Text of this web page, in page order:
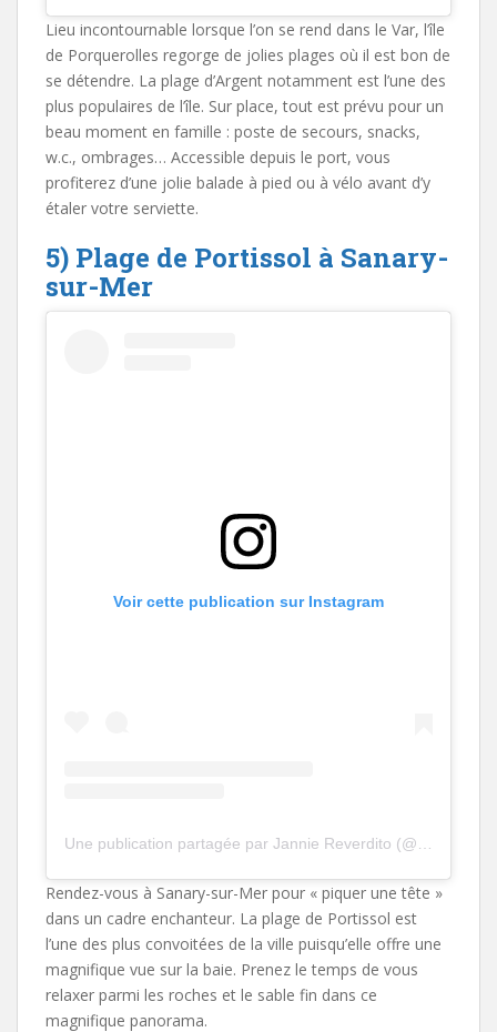
Lieu incontournable lorsque l’on se rend dans le Var, l’île
de Porquerolles regorge de jolies plages où il est bon de
se détendre. La plage d’Argent notamment est l’une des
plus populaires de l’île. Sur place, tout est prévu pour un
beau moment en famille : poste de secours, snacks,
w.c., ombrages… Accessible depuis le port, vous
profiterez d’une jolie balade à pied ou à vélo avant d’y
étaler votre serviette.
5) Plage de Portissol à Sanary-
sur-Mer
Voir cette publication sur Instagram
Rendez-vous à Sanary-sur-Mer pour « piquer une tête »
dans un cadre enchanteur. La plage de Portissol est
l’une des plus convoitées de la ville puisqu’elle offre une
magnifique vue sur la baie. Prenez le temps de vous
relaxer parmi les roches et le sable fin dans ce
magnifique panorama.